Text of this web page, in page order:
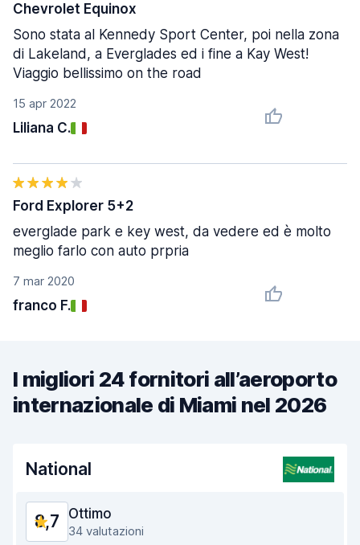
15 apr 2022
Liliana C.
Chevrolet Equinox
Sono stata al Kennedy Sport Center, poi nella zona
di Lakeland, a Everglades ed i fine a Kay West!
Viaggio bellissimo on the road
7 mar 2020
franco F.
Ford Explorer 5+2
everglade park e key west, da vedere ed è molto
meglio farlo con auto prpria
I migliori 24 fornitori all’aeroporto
internazionale di Miami nel 2026
National
8,7 Ottimo
34 valutazioni